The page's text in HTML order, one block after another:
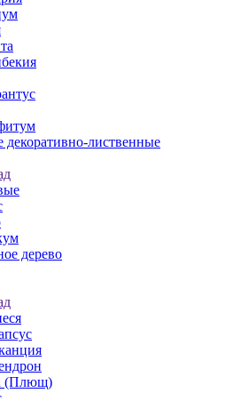
декоративно-лиственные
дерево
(Плющ)